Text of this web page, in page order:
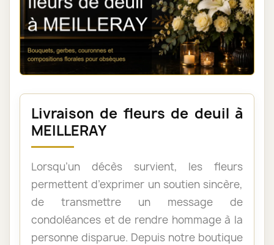
Livraison de fleurs de deuil à
MEILLERAY
Lorsqu’un décès survient, les fleurs
permettent d’exprimer un soutien sincère,
de transmettre un message de
condoléances et de rendre hommage à la
personne disparue. Depuis notre boutique